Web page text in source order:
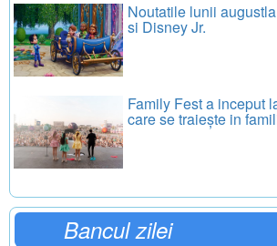
Noutatile lunii
si Disney Jr.
Family Fest a inceput
care se traiește in
Bancul zilei